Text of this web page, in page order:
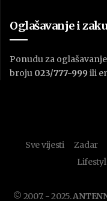
Oglašavanje i
Ponudu za
broju 023/777-999 ili
Sve vijesti Zadar
© 2007. - 2025.